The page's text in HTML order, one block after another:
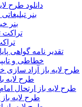
دانلود طرح
بنر
بنر
تراکت
تقدیر نامه گواهی
خطاطی و
طرح لایه باز آزاد سازی
طرح لایه
طرح لایه باز ارتحال
طرح لایه باز